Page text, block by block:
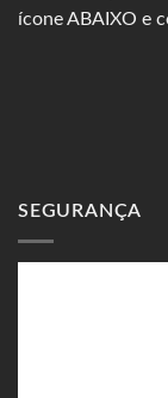
ícone ABAIXO e
SEGURANÇA